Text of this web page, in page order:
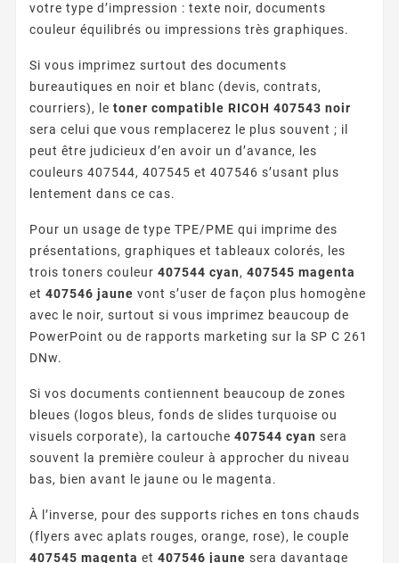
votre type d’impression : texte noir, documents
couleur équilibrés ou impressions très graphiques.
Si vous imprimez surtout des documents
bureautiques en noir et blanc (devis, contrats,
courriers), le toner compatible RICOH 407543 noir
sera celui que vous remplacerez le plus souvent ; il
peut être judicieux d’en avoir un d’avance, les
couleurs 407544, 407545 et 407546 s’usant plus
lentement dans ce cas.
Pour un usage de type TPE/PME qui imprime des
présentations, graphiques et tableaux colorés, les
trois toners couleur 407544 cyan, 407545 magenta
et 407546 jaune vont s’user de façon plus homogène
avec le noir, surtout si vous imprimez beaucoup de
PowerPoint ou de rapports marketing sur la SP C 261
DNw.
Si vos documents contiennent beaucoup de zones
bleues (logos bleus, fonds de slides turquoise ou
visuels corporate), la cartouche 407544 cyan sera
souvent la première couleur à approcher du niveau
bas, bien avant le jaune ou le magenta.
À l’inverse, pour des supports riches en tons chauds
(flyers avec aplats rouges, orange, rose), le couple
407545 magenta et 407546 jaune sera davantage